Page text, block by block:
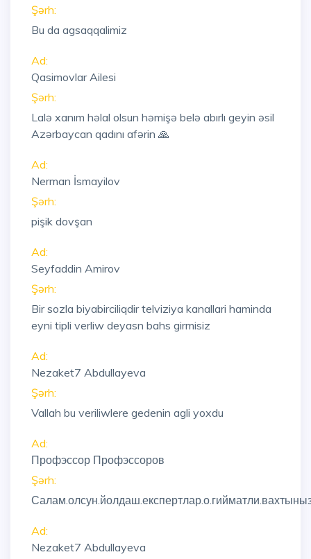
Şərh:
Bu da agsaqqalimiz
Ad:
Qasimovlar Ailesi
Şərh:
Lalə xanım həlal olsun həmişə belə abırlı geyin əsil
Azərbaycan qadını afərin 🙏
Ad:
Nerman İsmayilov
Şərh:
pişik dovşan
Ad:
Seyfaddin Amirov
Şərh:
Bir sozla biyabirciliqdir telviziya kanallari haminda
eyni tipli verliw deyasn bahs girmisiz
Ad:
Nezaket7 Abdullayeva
Şərh:
Vallah bu veriliwlere gedenin agli yoxdu
Ad:
Профэссор Профэссоров
Şərh:
Ad:
Nezaket7 Abdullayeva